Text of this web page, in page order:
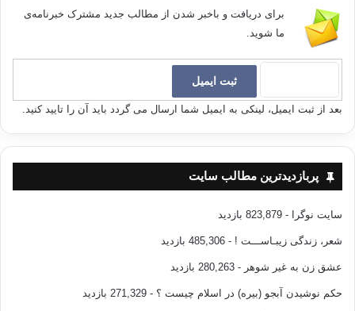
برای دریافت و باخبر شدن از مطالب جدید مشترک خبرنامه‌ی
ما شوید.
بعد از ثبت ایمیل، لینکی به ایمیل شما ارسال می گردد باید آن را تایید کنید.
پربازدیدترین مطالب سایت
سایت نوگرا - 823,879 بازدید
شعر، زندگی زیبـاســـت ! - 485,306 بازدید
عشق زن به غیر شوهر - 280,263 بازدید
حکم نوشیدن آبجو (بیره) در اسلام چیست ؟ - 271,329 بازدید